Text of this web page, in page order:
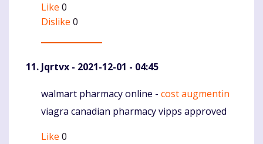
Like 0
Dislike 0
Jqrtvx - 2021-12-01 - 04:45
Komentaras
walmart pharmacy online - cost augmentin
viagra canadian pharmacy vipps approved
Like 0